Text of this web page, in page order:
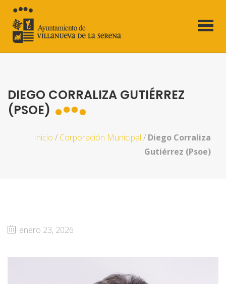
DIEGO CORRALIZA GUTIÉRREZ
(PSOE)
Inicio / Corporación Municipal / Diego Corraliza
Gutiérrez (Psoe)
enero 23, 2026